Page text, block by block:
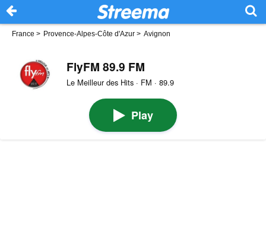
France > Provence-Alpes-Côte d'Azur > Avignon
FlyFM 89.9 FM
Le Meilleur des Hits · FM · 89.9
Play